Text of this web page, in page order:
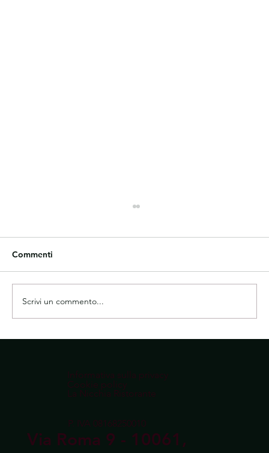
P. IVA 08168250010
Via Roma 9 - 10061,
La Nicchia Ristorante
Cookie policy
Informativa sulla privacy
NOTTE IN ROSSO 1 AGOSTO
Commenti
Scrivi un commento...